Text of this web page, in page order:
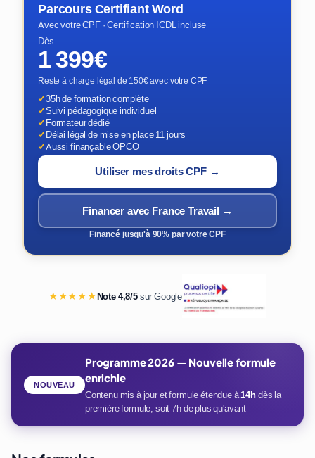
Parcours Certifiant Word
Avec votre CPF · Certification ICDL incluse
Dès
1 399€
Reste à charge légal de 150€ avec votre CPF
✓35h de formation complète
✓Suivi pédagogique individuel
✓Formateur dédié
✓Délai légal de mise en place 11 jours
✓Aussi finançable OPCO
Utiliser mes droits CPF →
Financer avec France Travail →
Financé jusqu'à 90% par votre CPF
★★★★★Note 4,8/5sur Google
Programme 2026 — Nouvelle formule
enrichie
Contenu mis à jour et formule étendue à14hdès la
première formule, soit 7h de plus qu'avant
NOUVEAU